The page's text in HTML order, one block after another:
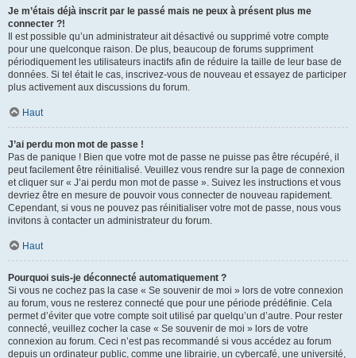
Je m’étais déjà inscrit par le passé mais ne peux à présent plus me
connecter ?!
Il est possible qu’un administrateur ait désactivé ou supprimé votre compte
pour une quelconque raison. De plus, beaucoup de forums suppriment
périodiquement les utilisateurs inactifs afin de réduire la taille de leur base de
données. Si tel était le cas, inscrivez-vous de nouveau et essayez de participer
plus activement aux discussions du forum.
Haut
J’ai perdu mon mot de passe !
Pas de panique ! Bien que votre mot de passe ne puisse pas être récupéré, il
peut facilement être réinitialisé. Veuillez vous rendre sur la page de connexion
et cliquer sur « J’ai perdu mon mot de passe ». Suivez les instructions et vous
devriez être en mesure de pouvoir vous connecter de nouveau rapidement.
Cependant, si vous ne pouvez pas réinitialiser votre mot de passe, nous vous
invitons à contacter un administrateur du forum.
Haut
Pourquoi suis-je déconnecté automatiquement ?
Si vous ne cochez pas la case « Se souvenir de moi » lors de votre connexion
au forum, vous ne resterez connecté que pour une période prédéfinie. Cela
permet d’éviter que votre compte soit utilisé par quelqu’un d’autre. Pour rester
connecté, veuillez cocher la case « Se souvenir de moi » lors de votre
connexion au forum. Ceci n’est pas recommandé si vous accédez au forum
depuis un ordinateur public, comme une librairie, un cybercafé, une université,